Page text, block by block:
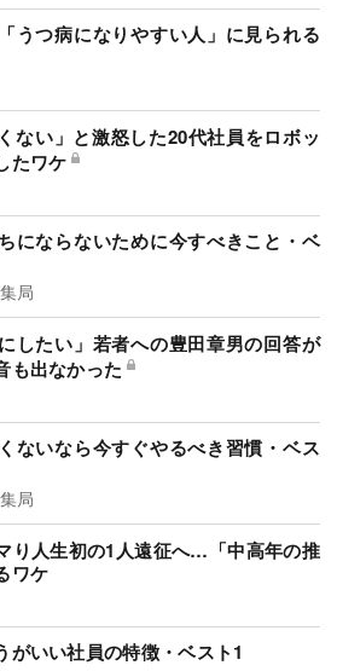
うつ病になりやすい人」に見られる
ない」と激怒した20代社員をロボッ
たワケ
にならないために今すべきこと・ベ
局
したい」若者への豊田章男の回答が
も出なかった
ないなら今すぐやるべき習慣・ベス
局
り人生初の1人遠征へ…「中高年の推
ワケ
がいい社員の特徴・ベスト1